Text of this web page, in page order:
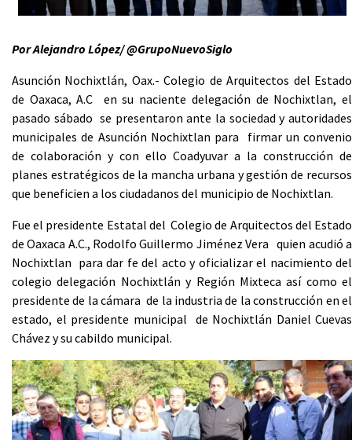
Por Alejandro López/ @GrupoNuevoSiglo
Asunción Nochixtlán, Oax.- Colegio de Arquitectos del Estado
de Oaxaca, A.C en su naciente delegación de Nochixtlan, el
pasado sábado se presentaron ante la sociedad y autoridades
municipales de Asunción Nochixtlan para firmar un convenio
de colaboración y con ello Coadyuvar a la construcción de
planes estratégicos de la mancha urbana y gestión de recursos
que beneficien a los ciudadanos del municipio de Nochixtlan.
Fue el presidente Estatal del Colegio de Arquitectos del Estado
de Oaxaca A.C., Rodolfo Guillermo Jiménez Vera quien acudió a
Nochixtlan para dar fe del acto y oficializar el nacimiento del
colegio delegación Nochixtlán y Región Mixteca así como el
presidente de la cámara de la industria de la construcción en el
estado, el presidente municipal de Nochixtlán Daniel Cuevas
Chávez y su cabildo municipal.